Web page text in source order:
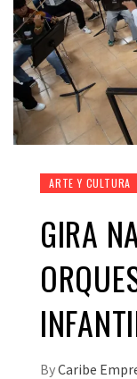
ARTE Y CULTURA
GIRA
ByCaribe